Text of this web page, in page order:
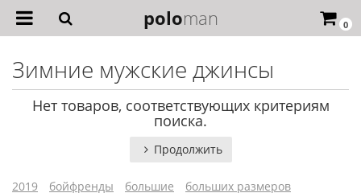
0
poloman
Зимние мужские джинсы
Нет товаров, соответствующих критериям
поиска.
Продолжить
2019 бойфренды большие
больших размеров